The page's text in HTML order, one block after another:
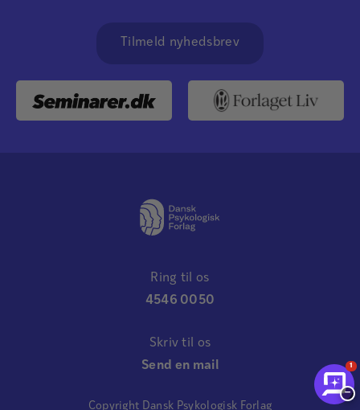
Tilmeld nyhedsbrev
Ring til os
4546 0050
Skriv til os
Send en mail
Copyright Dansk Psykologisk Forlag
1
−